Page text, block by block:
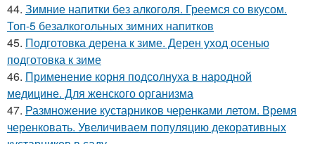
44. Зимние напитки без алкоголя. Греемся со вкусом.
Топ-5 безалкогольных зимних напитков
45. Подготовка дерена к зиме. Дерен уход осенью
подготовка к зиме
46. Применение корня подсолнуха в народной
медицине. Для женского организма
47. Размножение кустарников черенками летом. Время
черенковать. Увеличиваем популяцию декоративных